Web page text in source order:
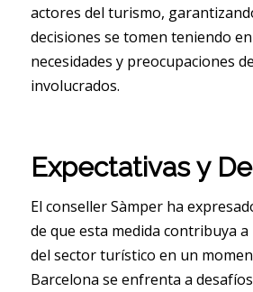
actores del turismo,
decisiones se tomen teniendo
necesidades y preocupaciones
involucrados.
Expectativas y
El conseller Sàmper ha
de que esta medida contribuya
del sector turístico en un
Barcelona se enfrenta a